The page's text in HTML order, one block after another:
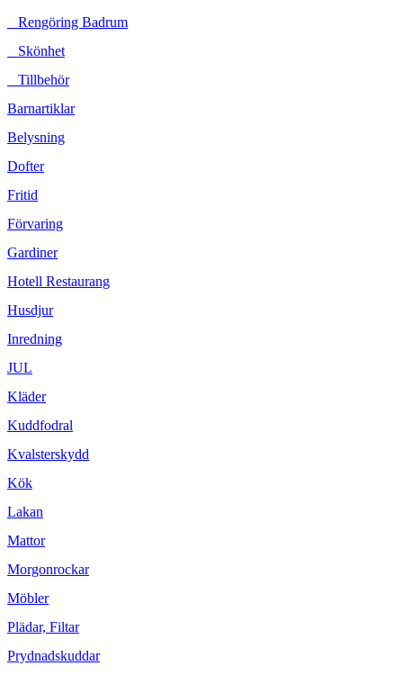
Rengöring Badrum
Skönhet
Tillbehör
Barnartiklar
Belysning
Dofter
Fritid
Förvaring
Gardiner
Hotell Restaurang
Husdjur
Inredning
JUL
Kläder
Kuddfodral
Kvalsterskydd
Kök
Lakan
Mattor
Morgonrockar
Möbler
Plädar, Filtar
Prydnadskuddar